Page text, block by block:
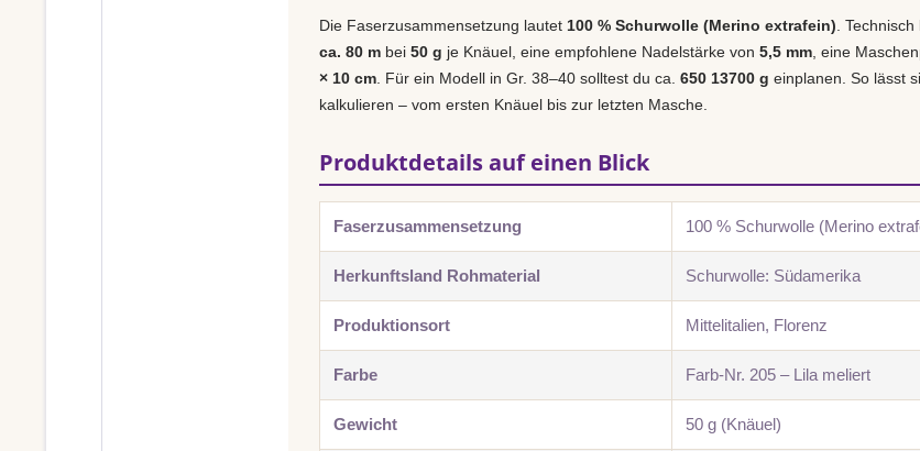
Die Faserzusammensetzung lautet 100 % Schurwolle (Merino extrafein) .
ca. 80 m bei 50 g je Knäuel, eine empfohlene Nadelstärke von 5,5 mm , eine
× 10 cm . Für ein Modell in Gr. 38–40 solltest du ca. 650 13700 g einplanen. So lässt
kalkulieren – vom ersten Knäuel bis zur letzten Masche.
Produktdetails auf einen Blick
Faserzusammensetzung 100 % Schurwolle (Merino
Herkunftsland Rohmaterial Schurwolle: Südamerika
Produktionsort Mittelitalien, Florenz
Farbe Farb-Nr. 205 – Lila meliert
Gewicht 50 g (Knäuel)